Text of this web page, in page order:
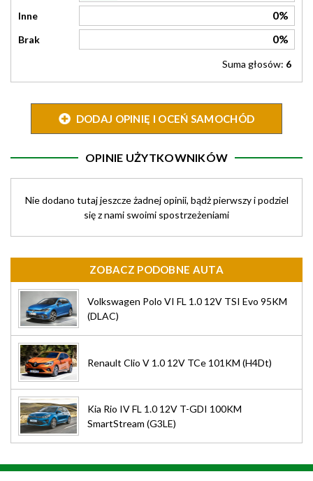
Inne 0%
Brak 0%
Suma głosów: 6
DODAJ OPINIĘ I OCEŃ SAMOCHÓD
OPINIE UŻYTKOWNIKÓW
Nie dodano tutaj jeszcze żadnej opinii, bądż pierwszy i podziel
się z nami swoimi spostrzeżeniami
ZOBACZ PODOBNE AUTA
Volkswagen Polo VI FL 1.0 12V TSI Evo 95KM
(DLAC)
Renault Clio V 1.0 12V TCe 101KM (H4Dt)
Kia Rio IV FL 1.0 12V T-GDI 100KM
SmartStream (G3LE)